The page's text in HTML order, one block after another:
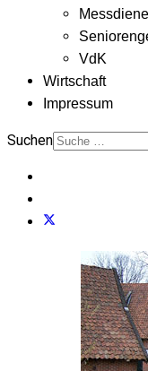
VdK
Wirtschaft
Impressum
Suchen